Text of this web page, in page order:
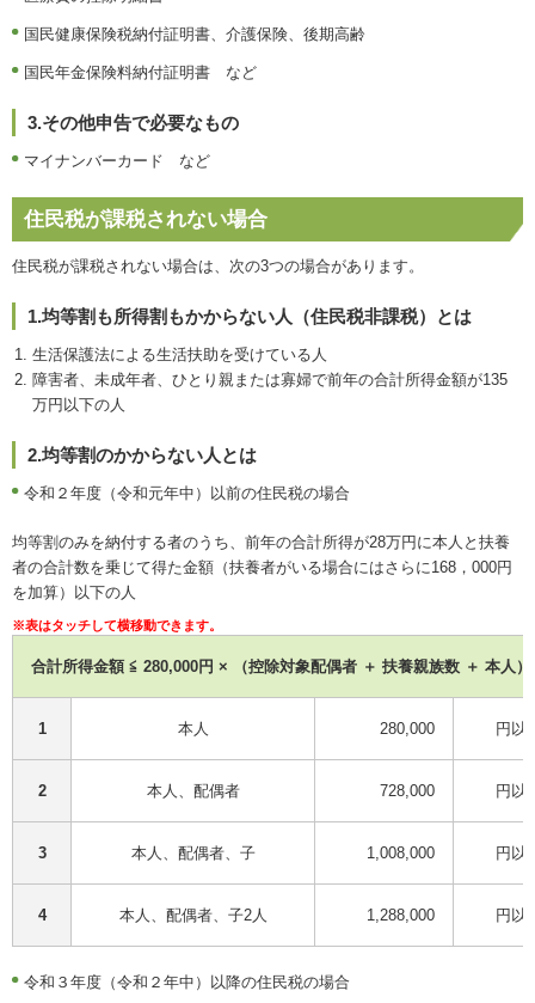
国民健康保険税納付証明書、介護保険、後期高齢
国民年金保険料納付証明書 など
3.その他申告で必要なもの
マイナンバーカード など
住民税が課税されない場合
住民税が課税されない場合は、次の3つの場合があります。
1.均等割も所得割もかからない人（住民税非課税）とは
生活保護法による生活扶助を受けている人
障害者、未成年者、ひとり親または寡婦で前年の合計所得金額が135
万円以下の人
2.均等割のかからない人とは
令和２年度（令和元年中）以前の住民税の場合
均等割のみを納付する者のうち、前年の合計所得が28万円に本人と扶養
者の合計数を乗じて得た金額（扶養者がいる場合にはさらに168，000円
を加算）以下の人
合計所得金額 ≦ 280,000円 × （控除対象配偶者 ＋ 扶養親族数 ＋ 本人
1 本人 280,000 円以
2 本人、配偶者 728,000 円以
3 本人、配偶者、子 1,008,000 円以
4 本人、配偶者、子2人 1,288,000 円以
令和３年度（令和２年中）以降の住民税の場合